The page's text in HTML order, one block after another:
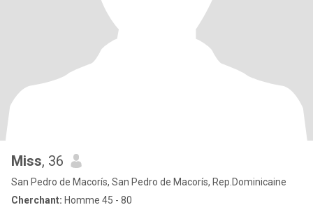
Miss, 36
San Pedro de Macorís, San Pedro de Macorís, Rep.Dominicaine
Cherchant: Homme 45 - 80